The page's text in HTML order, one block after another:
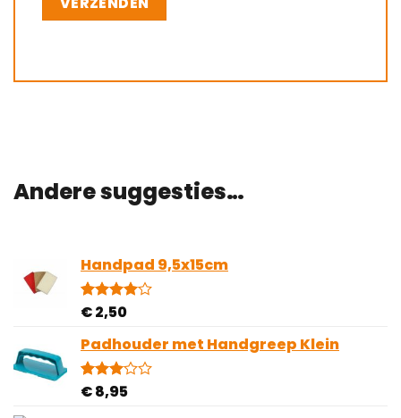
Andere suggesties…
Handpad 9,5x15cm
Gewaardeerd
5
gebaseerd
op
2
€2,50
Padhouder met Handgreep Klein
Gewaardeerd
1
€8,95